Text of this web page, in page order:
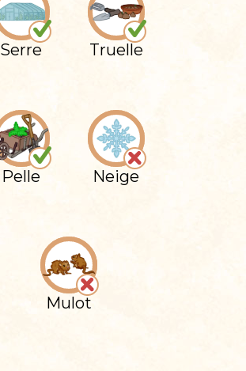
Serre Truelle
Pelle Neige
Mulot